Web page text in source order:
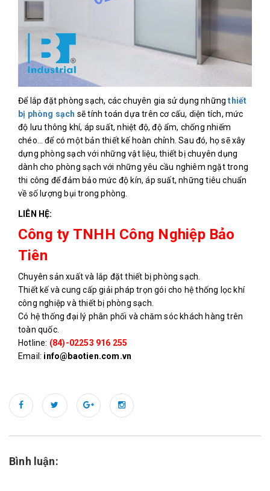
Để lắp đặt phòng sạch, các chuyên gia sử dụng nhữngthiết
bị phòng sạch sẽ tính toán dựa trên cơ cấu, diện tích, mức
độ lưu thông khí, áp suất, nhiệt độ, độ ẩm, chống nhiếm
chéo… để có một bản thiết kế hoàn chỉnh. Sau đó, họ sẽ xây
dựng phòng sạch với những vật liệu, thiết bị chuyên dụng
dành cho phòng sạch với những yêu cầu nghiêm ngặt trong
thi công để đảm bảo mức độ kín, áp suất, những tiêu chuẩn
về số lượng bụi trong phòng.
LIÊN HỆ:
Công ty TNHH Công Nghiệp Bảo
Tiên
Chuyên sản xuất và lắp đặt thiết bị phòng sạch.
Thiết kế và cung cấp giải pháp trọn gói cho hệ thống lọc khí
công nghiệp và thiết bị phòng sạch.
Có hệ thống đại lý phân phối và chăm sóc khách hàng trên
toàn quốc.
Hotline: (84)-02253 916 255
Email: info@baotien.com.vn
Bình luận: